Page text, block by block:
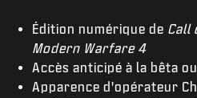
Édition numérique de Call
Modern Warfare 4
Accès anticipé à la bêta
Apparence d'opérateur